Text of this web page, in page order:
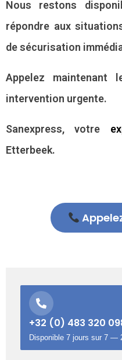
Nous restons
répondre aux
de sécurisation
Appelez maintenant
intervention urgente.
Sanexpress, votre
Etterbeek.
+32 (0) 483 320
Disponible 7 jours sur 7 —